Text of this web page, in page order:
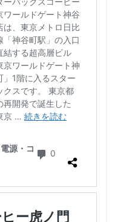
佐ヶ谷 阿佐ヶ谷駅
電源
青山 青山一丁目
青葉台
田橋 館林
駅直結 駅近
寺 高坂
高輪ゲートウェイ駅
鶴ヶ島市
麹町 麻布十番